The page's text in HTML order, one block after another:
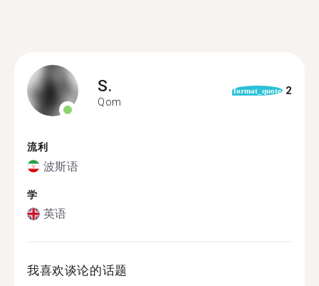
S.
Qom
format_quote 2
流利
波斯语
学
英语
我喜欢谈论的话题